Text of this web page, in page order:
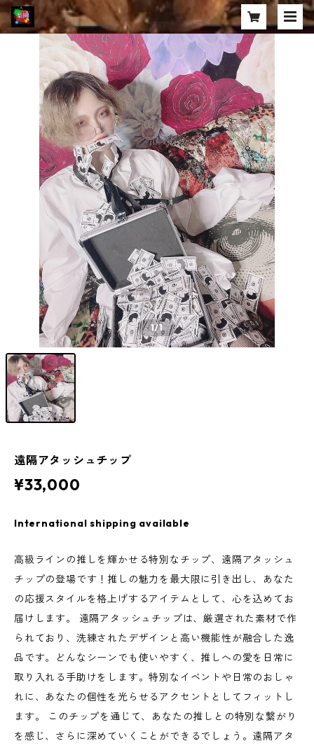
1/1
遠隔アタッシュチップ
¥33,000
International shipping available
高級ラインの推しを輝かせる特別なチップ、遠隔アタッシュ
チップの登場です！推しの魅力を最大限に引き出し、あなた
の応援スタイルを格上げするアイテムとして、心を込めてお
届けします。 遠隔アタッシュチップは、厳選された素材で作
られており、洗練されたデザインと高い機能性が融合した逸
品です。どんなシーンでも使いやすく、推しへの愛を日常に
取り入れる手助けをします。特別なイベントや日常のおしゃ
れに、あなたの個性を光らせるアクセントとしてフィットし
ます。 このチップを通じて、あなたの推しとの特別な繋がり
を感じ、さらに深めていくことができるでしょう。遠隔アタ